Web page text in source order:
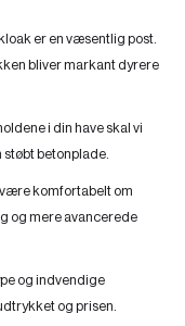
er en væsentlig post.
bliver markant dyrere
i din have skal vi
betonplade.
komfortabelt om
og mere avancerede
og indvendige
og prisen.